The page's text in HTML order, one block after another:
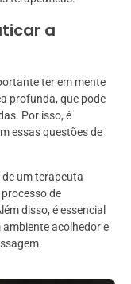
a
ter em mente
profunda, que pode
Por isso, é
essas questões de
um terapeuta
de
disso, é essencial
acolhedor e